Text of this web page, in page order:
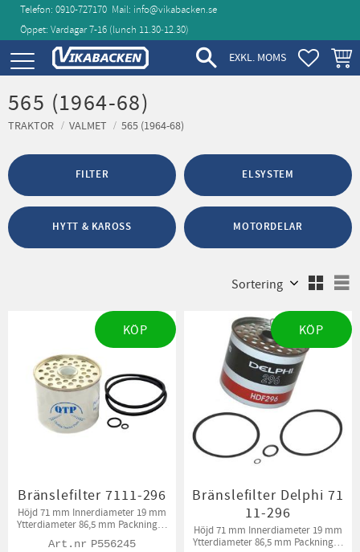
Meny
Telefon: 0910-727170 Mail: info@vikabacken.se
Öppet: Vardagar 7-16 (lunch 11.30‑12.30)
EXKL. MOMS
565 (1964-68)
TRAKTOR VALMET 565 (1964-68)
FILTER ELSYSTEM
HYTT & KAROSS MOTORDELAR
Bränslefilter 7111-296
Höjd 71 mm Innerdiameter 19 mm
Ytterdiameter 86,5 mm Packningar
P556245
KÖP
Bränslefilter Delphi 71
11-296
Höjd 71 mm Innerdiameter 19 mm
Ytterdiameter 86,5 mm Packningar
KÖP